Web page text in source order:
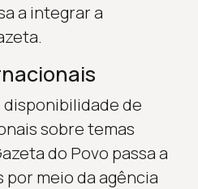
a integrar a
disponibilidade de
sobre temas
do Povo passa a
meio da agência